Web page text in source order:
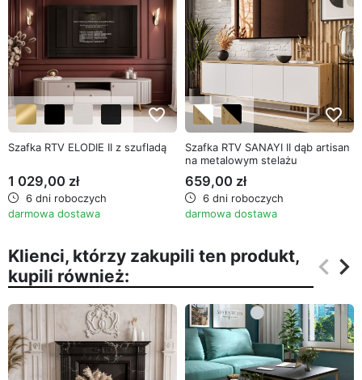
favorite_border
Szafka RTV ELODIE II z szufladą
1 029,00 zł
6 dni roboczych
darmowa dostawa
favorite_border
Szafka RTV SANAYI II dąb artisan
na metalowym stelażu
659,00 zł
6 dni roboczych
darmowa dostawa
Klienci, którzy zakupili ten produkt,
kupili również:
keyboard_arrow_left
keyboard_arrow_right